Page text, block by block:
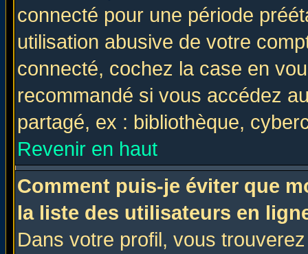
connecté pour une période
utilisation abusive de votre
connecté, cochez la case en
recommandé si vous accédez
partagé, ex : bibliothèque,
Revenir en haut
Comment puis-je éviter que
la liste des utilisateurs en
Dans votre profil, vous